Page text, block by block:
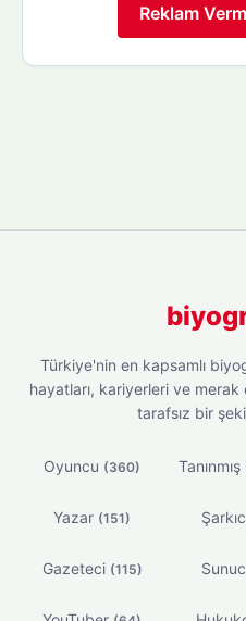
Reklam
Türkiye'nin en kapsamlı
hayatları, kariyerleri ve
tarafsız bir
Oyuncu (360)
Yazar (151)
Gazeteci (115)